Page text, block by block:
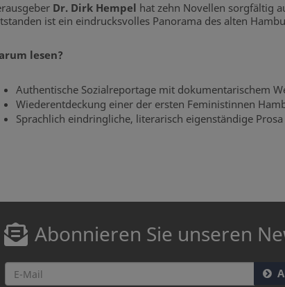
Dr. Dirk Hempel hat zehn Novellen sorgfältig
ist ein eindrucksvolles Panorama des alten
lesen?
Authentische Sozialreportage mit dokumentarischem
Wiederentdeckung einer der ersten Feministinnen
Sprachlich eindringliche, literarisch eigenständige
Abonnieren Sie unseren